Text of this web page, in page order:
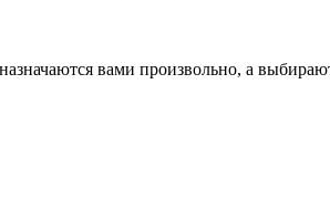
вами произвольно, а